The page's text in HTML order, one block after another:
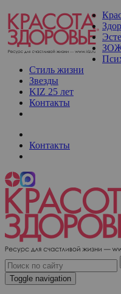
Стиль жизни
Звезды
KIZ 25 лет
Контакты
Контакты
Toggle navigation